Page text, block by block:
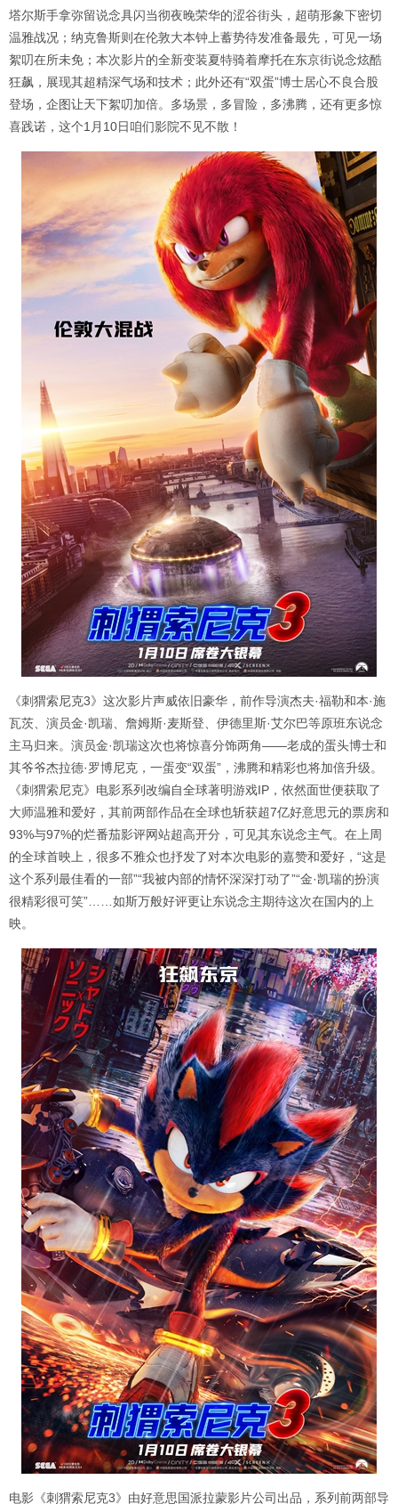
塔尔斯手拿弥留说念具闪当彻夜晚荣华的涩谷街头，超萌形象下密切
温雅战况；纳克鲁斯则在伦敦大本钟上蓄势待发准备最先，可见一场
絮叨在所未免；本次影片的全新变装夏特骑着摩托在东京街说念炫酷
狂飙，展现其超精深气场和技术；此外还有“双蛋”博士居心不良合股
登场，企图让天下絮叨加倍。多场景，多冒险，多沸腾，还有更多惊
喜践诺，这个1月10日咱们影院不见不散！
《刺猬索尼克3》这次影片声威依旧豪华，前作导演杰夫·福勒和本·施
瓦茨、演员金·凯瑞、詹姆斯·麦斯登、伊德里斯·艾尔巴等原班东说念
主马归来。演员金·凯瑞这次也将惊喜分饰两角——老成的蛋头博士和
其爷爷杰拉德·罗博尼克，一蛋变“双蛋”，沸腾和精彩也将加倍升级。
《刺猬索尼克》电影系列改编自全球著明游戏IP，依然面世便获取了
大师温雅和爱好，其前两部作品在全球也斩获超7亿好意思元的票房和
93%与97%的烂番茄影评网站超高开分，可见其东说念主气。在上周
的全球首映上，很多不雅众也抒发了对本次电影的嘉赞和爱好，“这是
这个系列最佳看的一部”“我被内部的情怀深深打动了”“金·凯瑞的扮演
很精彩很可笑”……如斯万般好评更让东说念主期待这次在国内的上
映。
电影《刺猬索尼克3》由好意思国派拉蒙影片公司出品，系列前两部导